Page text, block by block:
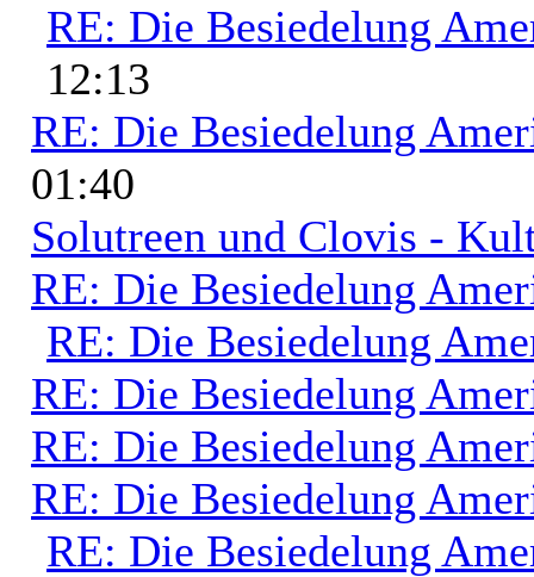
RE: Die Besiedelung
12:13
RE: Die Besiedelung
01:40
Solutreen und Clovis -
RE: Die Besiedelung
RE: Die Besiedelung
RE: Die Besiedelung
RE: Die Besiedelung
RE: Die Besiedelung
RE: Die Besiedelung